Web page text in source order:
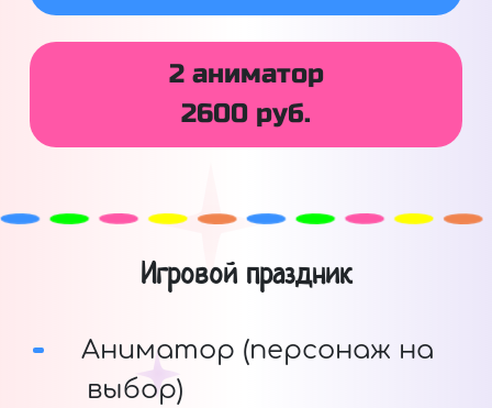
2 аниматор
2600 руб.
Игровой праздник
Аниматор (персонаж на
выбор)